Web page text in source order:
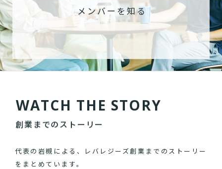
メンバーを知る
WATCH THE STORY
創業までのストーリー
代表の岩槻による、レバレジーズ創業までのストーリー
をまとめています。